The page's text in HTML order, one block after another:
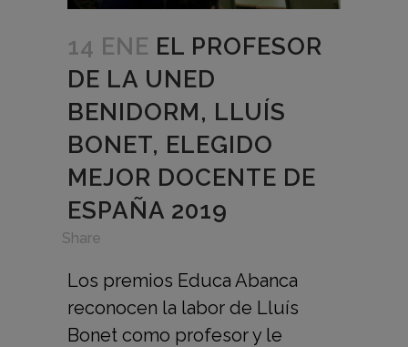
14 ENE EL PROFESOR
DE LA UNED
BENIDORM, LLUÍS
BONET, ELEGIDO
MEJOR DOCENTE DE
ESPAÑA 2019
Share
Los premios Educa Abanca
reconocen la labor de Lluís
Bonet como profesor y le